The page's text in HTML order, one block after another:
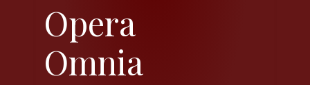
Opera
Omnia